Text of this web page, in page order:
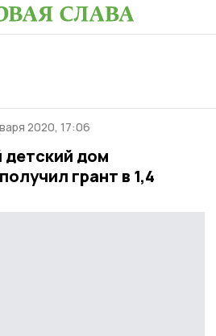
2020, 17:06
дом
грант в 1,4